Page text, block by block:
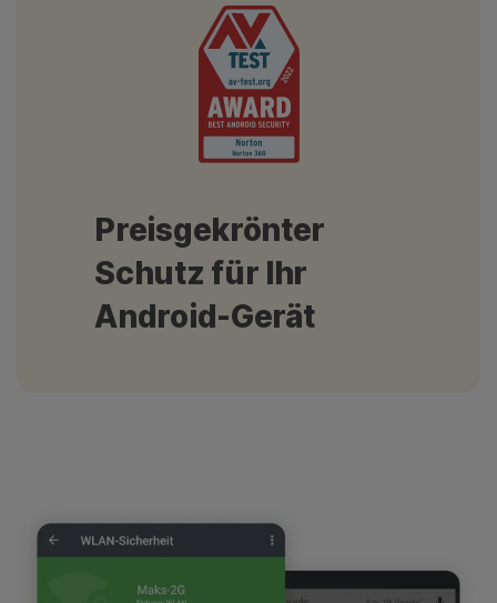
Preisgekrönter
Schutz für Ihr
Android-Gerät